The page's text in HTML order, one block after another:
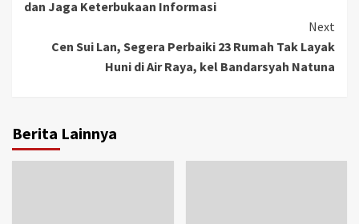
dan Jaga Keterbukaan Informasi
Next
Cen Sui Lan, Segera Perbaiki 23 Rumah Tak Layak
Huni di Air Raya, kel Bandarsyah Natuna
Berita Lainnya